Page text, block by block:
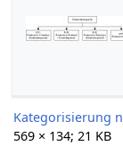
569 × 134; 21 KB